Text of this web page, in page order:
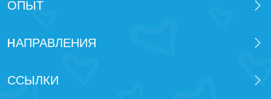
ОПЫТ
HАПРАВЛЕНИЯ
ССЫЛКИ